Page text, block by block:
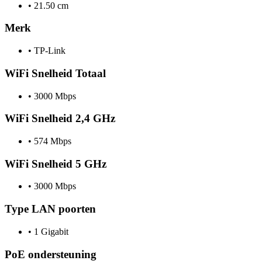
• 21.50 cm
Merk
• TP-Link
WiFi Snelheid Totaal
• 3000 Mbps
WiFi Snelheid 2,4 GHz
• 574 Mbps
WiFi Snelheid 5 GHz
• 3000 Mbps
Type LAN poorten
• 1 Gigabit
PoE ondersteuning